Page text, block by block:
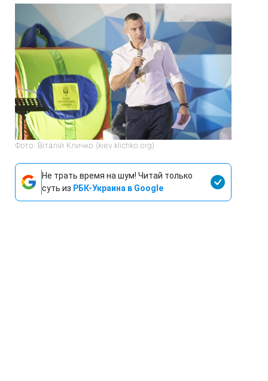
Фото: Віталій Кличко (kiev.klichko.org)
Не трать время на шум! Читай только
суть из РБК-Украина в Google